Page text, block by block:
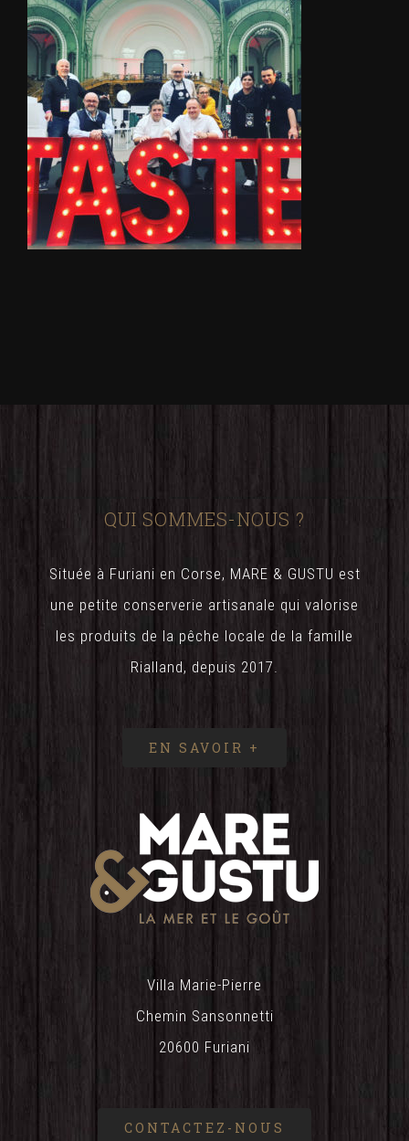
QUI SOMMES-NOUS ?
Située à Furiani en Corse, MARE & GUSTU est
une petite conserverie artisanale qui valorise
les produits de la pêche locale de la famille
Rialland, depuis 2017.
EN SAVOIR +
Villa Marie-Pierre
Chemin Sansonnetti
20600 Furiani
CONTACTEZ-NOUS